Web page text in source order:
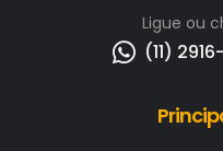
Ligue ou
(11)